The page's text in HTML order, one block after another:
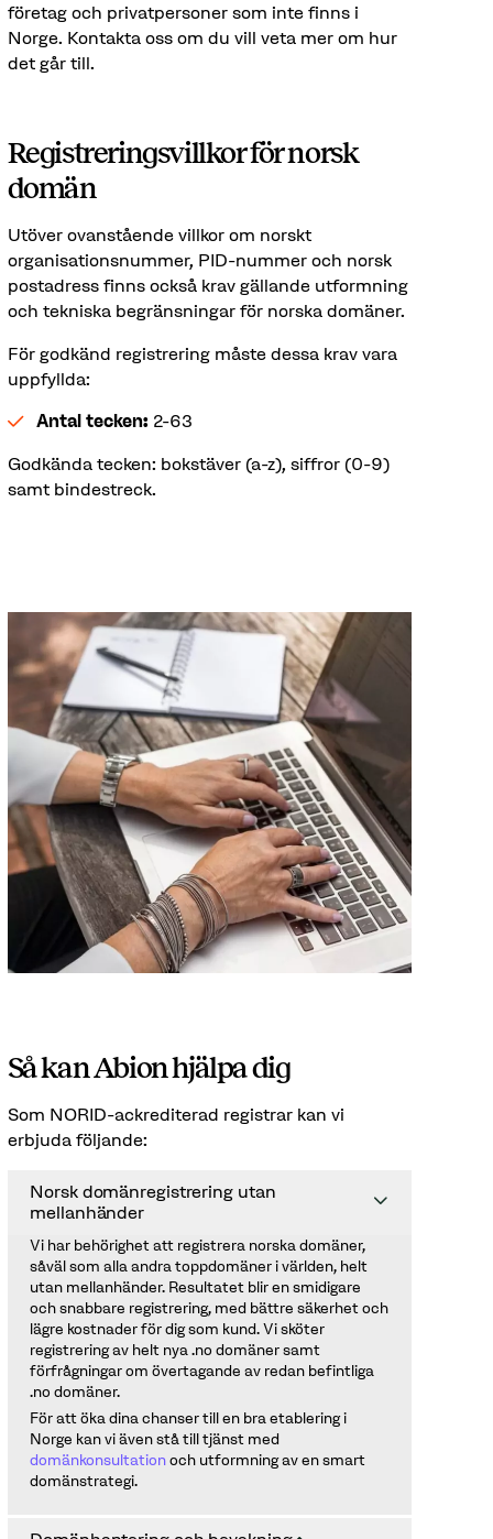
företag och privatpersoner som inte finns i
Norge. Kontakta oss om du vill veta mer om hur
det går till.
Registreringsvillkor för norsk
domän
Utöver ovanstående villkor om norskt
organisationsnummer, PID-nummer och norsk
postadress finns också krav gällande utformning
och tekniska begränsningar för norska domäner.
För godkänd registrering måste dessa krav vara
uppfyllda:
Antal tecken: 2-63
Godkända tecken: bokstäver (a-z), siffror (0-9)
samt bindestreck.
Så kan Abion hjälpa dig
Som NORID-ackrediterad registrar kan vi
erbjuda följande:
Norsk domänregistrering utan
mellanhänder
Vi har behörighet att registrera norska domäner,
såväl som alla andra toppdomäner i världen, helt
utan mellanhänder. Resultatet blir en smidigare
och snabbare registrering, med bättre säkerhet och
lägre kostnader för dig som kund. Vi sköter
registrering av helt nya .no domäner samt
förfrågningar om övertagande av redan befintliga
.no domäner.
För att öka dina chanser till en bra etablering i
Norge kan vi även stå till tjänst med
domänkonsultationoch utformning av en smart
domänstrategi.